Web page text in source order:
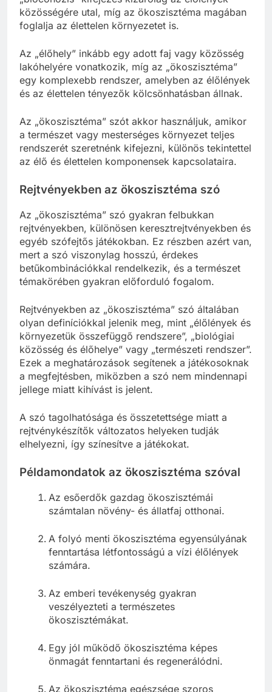
közösségére utal, míg az ökoszisztéma magában
foglalja az élettelen környezetet is.
Az „élőhely” inkább egy adott faj vagy közösség
lakóhelyére vonatkozik, míg az „ökoszisztéma”
egy komplexebb rendszer, amelyben az élőlények
és az élettelen tényezők kölcsönhatásban állnak.
Az „ökoszisztéma” szót akkor használjuk, amikor
a természet vagy mesterséges környezet teljes
rendszerét szeretnénk kifejezni, különös tekintettel
az élő és élettelen komponensek kapcsolataira.
Rejtvényekben az ökoszisztéma szó
Az „ökoszisztéma” szó gyakran felbukkan
rejtvényekben, különösen keresztrejtvényekben és
egyéb szófejtős játékokban. Ez részben azért van,
mert a szó viszonylag hosszú, érdekes
betűkombinációkkal rendelkezik, és a természet
témakörében gyakran előforduló fogalom.
Rejtvényekben az „ökoszisztéma” szó általában
olyan definíciókkal jelenik meg, mint „élőlények és
környezetük összefüggő rendszere”, „biológiai
közösség és élőhelye” vagy „természeti rendszer”.
Ezek a meghatározások segítenek a játékosoknak
a megfejtésben, miközben a szó nem mindennapi
jellege miatt kihívást is jelent.
A szó tagolhatósága és összetettsége miatt a
rejtvénykészítők változatos helyeken tudják
elhelyezni, így színesítve a játékokat.
Példamondatok az ökoszisztéma szóval
Az esőerdők gazdag ökoszisztémái
számtalan növény- és állatfaj otthonai.
A folyó menti ökoszisztéma egyensúlyának
fenntartása létfontosságú a vízi élőlények
számára.
Az emberi tevékenység gyakran
veszélyezteti a természetes
ökoszisztémákat.
Egy jól működő ökoszisztéma képes
önmagát fenntartani és regenerálódni.
Az ökoszisztéma egészsége szoros